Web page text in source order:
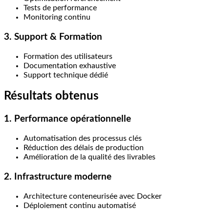
Tests de performance
Monitoring continu
3. Support & Formation
Formation des utilisateurs
Documentation exhaustive
Support technique dédié
Résultats obtenus
1. Performance opérationnelle
Automatisation des processus clés
Réduction des délais de production
Amélioration de la qualité des livrables
2. Infrastructure moderne
Architecture conteneurisée avec Docker
Déploiement continu automatisé